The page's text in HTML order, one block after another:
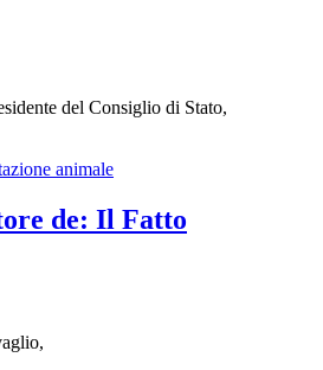
del Consiglio di Stato,
animale
de: Il Fatto